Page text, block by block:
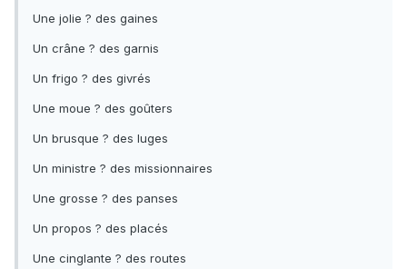
Une jolie ? des gaines
Un crâne ? des garnis
Un frigo ? des givrés
Une moue ? des goûters
Un brusque ? des luges
Un ministre ? des missionnaires
Une grosse ? des panses
Un propos ? des placés
Une cinglante ? des routes